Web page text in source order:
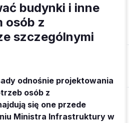
budynki i inne
osób z
szczególnymi
odnośnie projektowania
osób z
się one przede
Ministra Infrastruktury w